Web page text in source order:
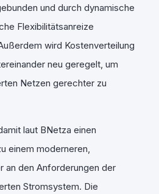
und durch dynamische
Flexibilitätsanreize
wird Kostenverteilung
neu geregelt, um
Netzen gerechter zu
laut BNetza einen
einem moderneren,
an den Anforderungen der
Stromsystem. Die